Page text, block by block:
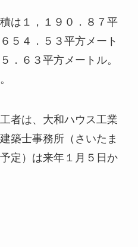
は１，１９０．８７平
５４．５３平方メート
．６３平方メートル。
者は、大和ハウス工業
築士事務所（さいたま
定）は来年１月５日か